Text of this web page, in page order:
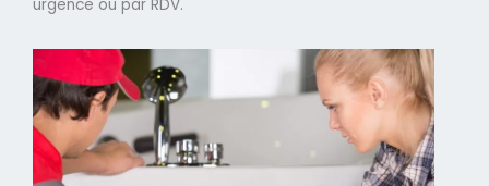
urgence ou par RDV.